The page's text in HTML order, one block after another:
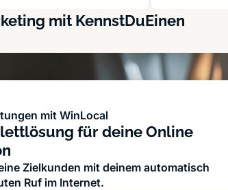
mit KennstDuEinen
mit WinLocal
für deine Online
Zielkunden mit deinem automatisch
Ruf im Internet.